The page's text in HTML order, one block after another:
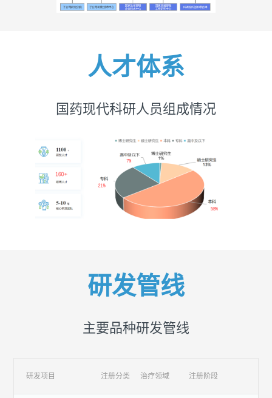
人才体系
国药现代科研人员组成情况
研发管线
主要品种研发管线
研发项目 注册分类 治疗领域 注册阶段